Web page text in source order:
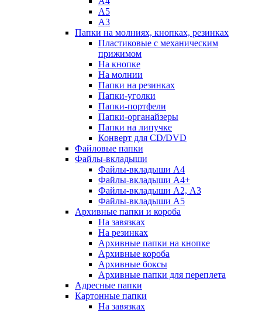
А5
А3
Папки на молниях, кнопках, резинках
Пластиковые с механическим
прижимом
На кнопке
На молнии
Папки на резинках
Папки-уголки
Папки-портфели
Папки-органайзеры
Папки на липучке
Конверт для CD/DVD
Файловые папки
Файлы-вкладыши
Файлы-вкладыши А4
Файлы-вкладыши А4+
Файлы-вкладыши А2, А3
Файлы-вкладыши А5
Архивные папки и короба
На завязках
На резинках
Архивные папки на кнопке
Архивные короба
Архивные боксы
Архивные папки для переплета
Адресные папки
Картонные папки
На завязках